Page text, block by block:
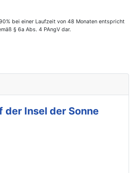
bei einer Laufzeit von 48 Monaten entspricht
§ 6a Abs. 4 PAngV dar.
der Insel der Sonne